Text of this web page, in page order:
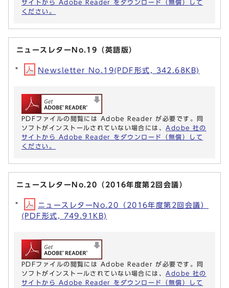
サイトから Adobe Reader をダウンロード（無償）して
ください。
ニュースレターNo.19（英語版）
Newsletter No.19(PDF形式, 342.68KB)
PDFファイルの閲覧には Adobe Reader が必要です。同
ソフトがインストールされていない場合には、 Adobe 社の
サイトから Adobe Reader をダウンロード（無償）して
ください。
ニュースレターNo.20（2016年度第2回会議）
ニュースレターNo.20（2016年度第2回会議）
(PDF形式, 749.91KB)
PDFファイルの閲覧には Adobe Reader が必要です。同
ソフトがインストールされていない場合には、 Adobe 社の
サイトから Adobe Reader をダウンロード（無償）して